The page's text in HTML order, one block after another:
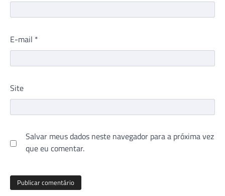
E-mail *
Site
Salvar meus dados neste navegador para a próxima vez
que eu comentar.